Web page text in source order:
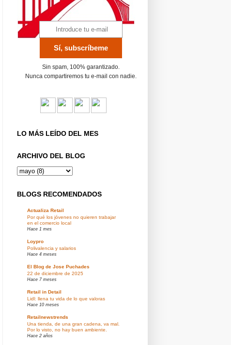
Sin spam, 100% garantizado.
Nunca compartiremos tu e-mail con nadie.
LO MÁS LEÍDO DEL MES
ARCHIVO DEL BLOG
BLOGS RECOMENDADOS
Actualiza Retail
Por qué los jóvenes no quieren trabajar
en el comercio local
Hace 1 mes
Loypro
Polivalencia y salarios
Hace 4 meses
El Blog de Jose Puchades
22 de diciembre de 2025
Hace 7 meses
Retail in Detail
Lidl: llena tu vida de lo que valoras
Hace 10 meses
Retailnewstrends
Una tienda, de una gran cadena, va mal.
Por lo visto, no hay buen ambiente.
Hace 2 años